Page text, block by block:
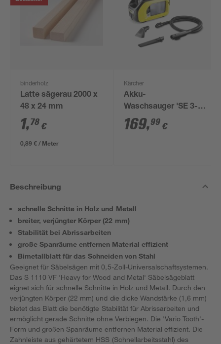
binderholz
Latte sägerau 2000 x
48 x 24 mm
1,78 €
0,89 € / Meter
Kärcher
Akku-
Waschsauger 'SE 3-
18 Compact' ohne
Akku und Ladegerät
169,99 €
Beschreibung
schnelle Schnitte in Holz und Metall
breiter, verjüngter Körper (22 mm)
Stabilität bei Abrissarbeiten
große Spanräume entfernen Material effizient
Bimetallblatt für das Schneiden von Stahl
Geeignet für Säbelsägen mit 0,5-Zoll-Universalschaftsystemen.
Das S 1110 VF 'Heavy for Wood and Metal' Säbelsägeblatt
eignet sich für schnelle Schnitte in Holz und Metall. Durch den
verjüngten Körper (22 mm) und die dicke Wandstärke (1,6 mm)
bietet das Blatt die benötigte Stabilität für Abrissarbeiten und
ermöglicht gerade Schnitte ohne Verbiegen. Die 'Vario Tooth'-
Form und großen Spanräume entfernen Material effizient. Die
Zahnleiste aus gehärtetem HSS (Schnellarbeitsstahl) des